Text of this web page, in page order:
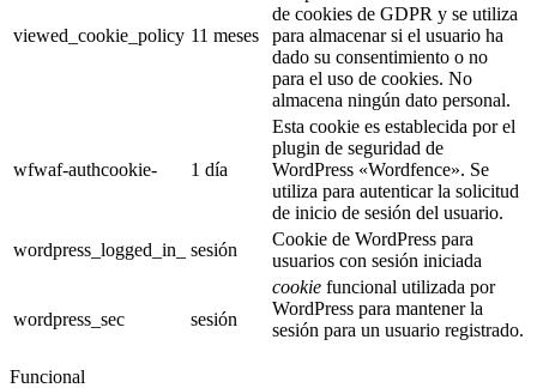
viewed_cookie_policy 11 meses
de cookies de GDPR y se utiliza
para almacenar si el usuario ha
dado su consentimiento o no
para el uso de cookies. No
almacena ningún dato personal.
wfwaf-authcookie- 1 día
Esta cookie es establecida por el
plugin de seguridad de
WordPress «Wordfence». Se
utiliza para autenticar la solicitud
de inicio de sesión del usuario.
wordpress_logged_in_
sesión
Cookie de WordPress para
usuarios con sesión iniciada
wordpress_sec sesión
cookie funcional utilizada por
WordPress para mantener la
sesión para un usuario registrado.
Funcional